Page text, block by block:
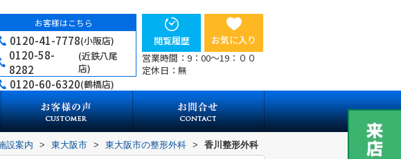
お客様はこちら
0120-41-7778(小阪店)
0120-58-
8282
(近鉄八尾
店)
0120-60-6320(鶴橋店)
閲覧履歴
お気に入り
営業時間：9：00～19：００
定休日：無
設案内 > 東大阪市 > 東大阪市の整形外科 > 香川整形外科